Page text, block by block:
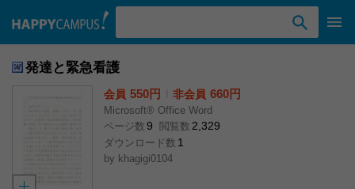
発達と緊急看護
会員 550円 非会員 660円
Microsoft® Office Word
ページ数 9 閲覧数 2,329
ダウンロード数 1
by khagigi0104